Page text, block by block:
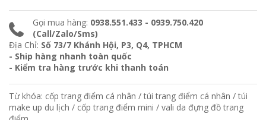
Gọi mua hàng: 0938.551.433 - 0939.750.420
(Call/Zalo/Sms)
Địa Chỉ: Số 73/7 Khánh Hội, P3, Q4, TPHCM
- Ship hàng nhanh toàn quốc
- Kiểm tra hàng trước khi thanh toán
Từ khóa: cốp trang điểm cá nhân /túi trang điểm cá nhân /túi
make up du lịch / cốp trang điểm mini / vali da đựng đồ trang